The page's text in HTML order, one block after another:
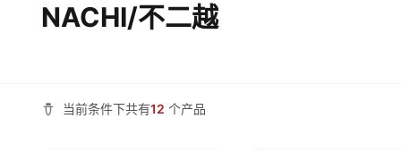
NACHI/不二越
当前条件下共有12 个产品